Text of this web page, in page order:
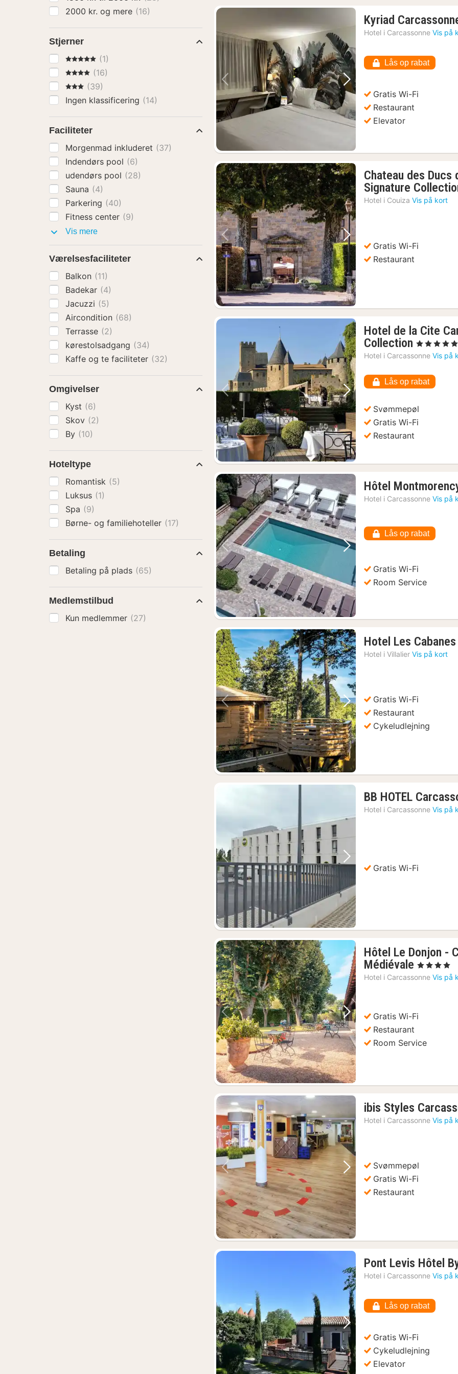
Forrige billede Næste billede
Kyriad
Hotel i Carcassonne Vis på
Lås op rabat
Gratis Wi-Fi
Restaurant
Elevator
Forrige billede Næste billede
Chateau des Ducs
Signature
Hotel i Couiza Vis på kort
Gratis Wi-Fi
Restaurant
Forrige billede Næste billede
Hotel de la Cite
Collection 1
nat
2289
kr.
, 5 Stjerner
Hotel i Carcassonne Vis på
Lås op rabat
Svømmepøl
Gratis Wi-Fi
Restaurant
Forrige billede Næste billede
Hôtel
Hotel i Carcassonne Vis på
Lås op rabat
Gratis Wi-Fi
Room Service
Forrige billede Næste billede
Hotel Les
Hotel i Villalier Vis på kort
Gratis Wi-Fi
Restaurant
Cykeludlejning
Forrige billede Næste billede
BB HOTEL
Hotel i Carcassonne Vis på
Gratis Wi-Fi
Forrige billede Næste billede
Hôtel Le Donjon -
Médiévale 1
nat
kr.
, 4 Stjerner
Hotel i Carcassonne Vis på
Gratis Wi-Fi
Restaurant
Room Service
Forrige billede Næste billede
ibis Styles
Hotel i Carcassonne Vis på
Svømmepøl
Gratis Wi-Fi
Restaurant
Forrige billede Næste billede
Pont Levis Hôtel
Hotel i Carcassonne Vis på
Lås op rabat
Gratis Wi-Fi
Cykeludlejning
Elevator
2000 kr. og mere (16)
Stjerner
5 Stjerner(1)
4 Stjerner
(16)
3 Stjerner
(39)
Ingen klassificering (14)
Faciliteter
Morgenmad inkluderet (37)
Indendørs pool (6)
udendørs pool (28)
Sauna (4)
Parkering (40)
Fitness center (9)
Vis mereFaciliteter
Værelsesfaciliteter
Balkon (11)
Badekar (4)
Jacuzzi (5)
Aircondition (68)
Terrasse (2)
kørestolsadgang (34)
Kaffe og te faciliteter (32)
Omgivelser
Kyst (6)
Skov (2)
By (10)
Hoteltype
Romantisk (5)
Luksus (1)
Spa (9)
Børne- og familiehoteller (17)
Betaling
Betaling på plads (65)
Medlemstilbud
Kun medlemmer (27)